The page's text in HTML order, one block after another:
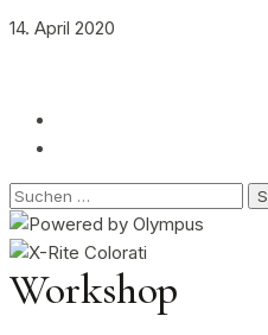
14. April 2020
Suchen
nach:
Workshop